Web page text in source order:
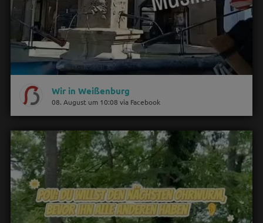
Wir in Weißenburg
08. August um 10:08 via Facebook